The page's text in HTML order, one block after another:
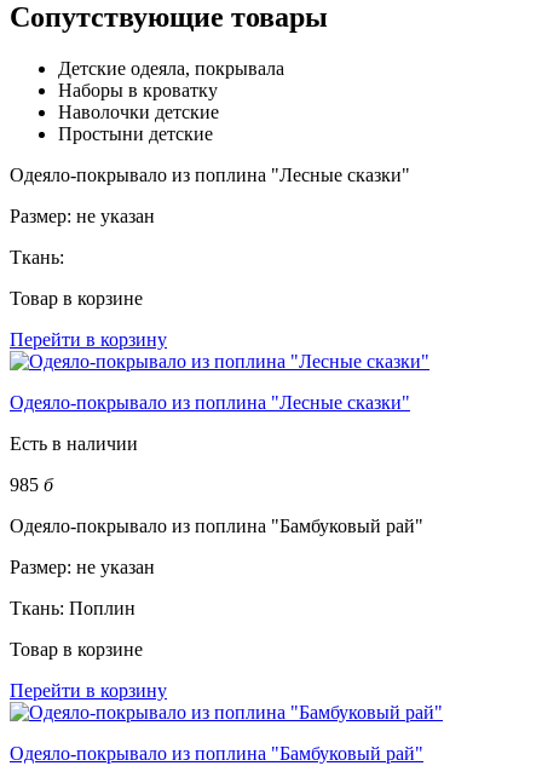
Сопутствующие товары
Детские одеяла, покрывала
Наборы в кроватку
Наволочки детские
Простыни детские
Одеяло-покрывало из поплина "Лесные сказки"
Размер: не указан
Ткань:
Товар в корзине
Перейти в корзину
Одеяло-покрывало из поплина "Лесные сказки"
Есть в наличии
985 б
Одеяло-покрывало из поплина "Бамбуковый рай"
Размер: не указан
Ткань: Поплин
Товар в корзине
Перейти в корзину
Одеяло-покрывало из поплина "Бамбуковый рай"